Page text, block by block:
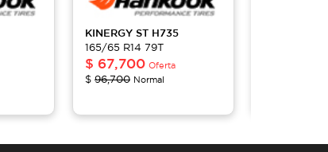
KINERGY ST H735
165/65 R14 79T
$ 67,700 Oferta
$ 96,700 Normal